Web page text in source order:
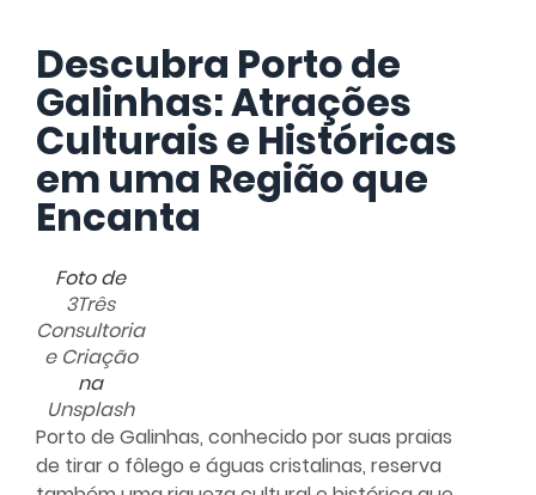
Descubra Porto de
Galinhas: Atrações
Culturais e Históricas
em uma Região que
Encanta
Foto de
3Três
Consultoria
e Criação
na
Unsplash
Porto de Galinhas, conhecido por suas praias
de tirar o fôlego e águas cristalinas, reserva